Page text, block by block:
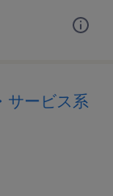
サービス系